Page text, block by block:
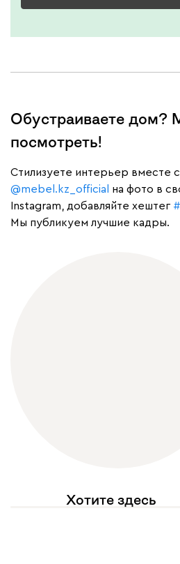
Обустраиваете дом?
посмотреть!
Cтилизуете интерьер вместе
@mebel.kz_official
на фото в
Instagram, добавляйте хештег
Мы публикуем лучшие кадры.
Хотите здесь